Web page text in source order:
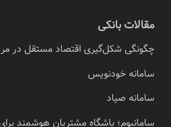
مقالات بانکی
چگونگی شکل‌گیری اقتصاد مستقل در
سامانه خودنویس
سامانه صیاد
سامانیوم؛ باشگاه مشتریان هوشمند